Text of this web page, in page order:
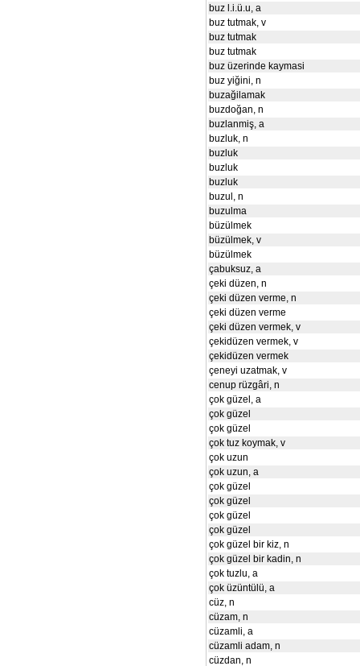
buz l.i.ü.u, a
buz tutmak, v
buz tutmak
buz tutmak
buz üzerinde kaymasi
buz yiğini, n
buzağilamak
buzdoğan, n
buzlanmiş, a
buzluk, n
buzluk
buzluk
buzluk
buzul, n
buzulma
büzülmek
büzülmek, v
büzülmek
çabuksuz, a
çeki düzen, n
çeki düzen verme, n
çeki düzen verme
çeki düzen vermek, v
çekidüzen vermek, v
çekidüzen vermek
çeneyi uzatmak, v
cenup rüzgâri, n
çok güzel, a
çok güzel
çok güzel
çok tuz koymak, v
çok uzun
çok uzun, a
çok güzel
çok güzel
çok güzel
çok güzel
çok güzel bir kiz, n
çok güzel bir kadin, n
çok tuzlu, a
çok üzüntülü, a
cüz, n
cüzam, n
cüzamli, a
cüzamli adam, n
cüzdan, n